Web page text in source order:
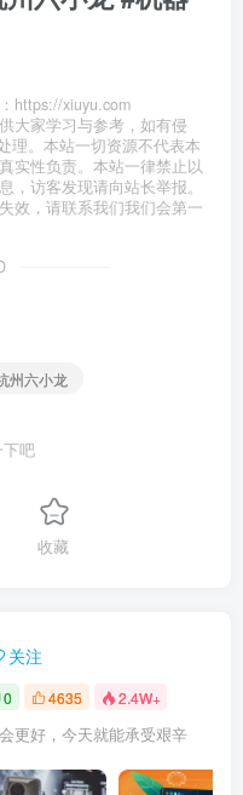
https://xiuyu.com
大家学习与参考，如有侵
理。本站一切资源不代表本
实性负责。本站一律禁止以
，访客发现请向站长举报。
效，请联系我们我们会第一
州六小龙
吧
收藏
关注
0 4635 2.4W+
更好，今天就能承受艰辛